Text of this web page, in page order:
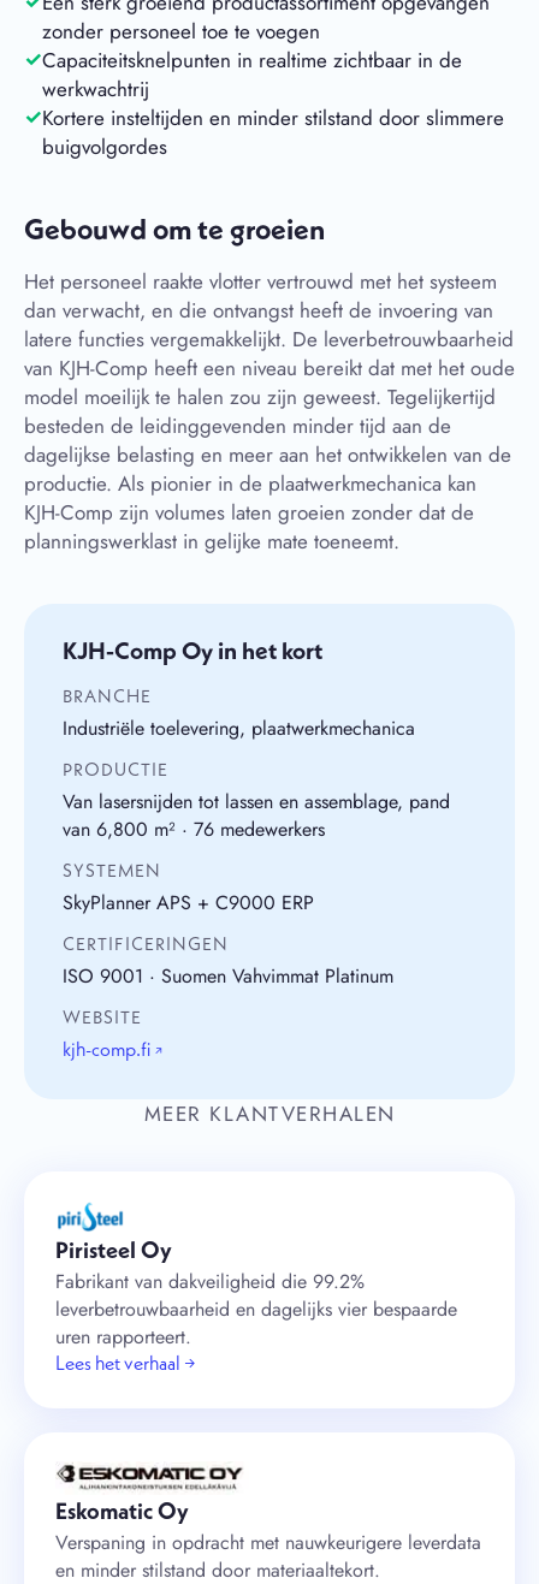
zonder personeel toe te voegen
Capaciteitsknelpunten in realtime zichtbaar in de
werkwachtrij
Kortere insteltijden en minder stilstand door slimmere
buigvolgordes
Gebouwd om te groeien
Het personeel raakte vlotter vertrouwd met het systeem
dan verwacht, en die ontvangst heeft de invoering van
latere functies vergemakkelijkt. De leverbetrouwbaarheid
van KJH-Comp heeft een niveau bereikt dat met het oude
model moeilijk te halen zou zijn geweest. Tegelijkertijd
besteden de leidinggevenden minder tijd aan de
dagelijkse belasting en meer aan het ontwikkelen van de
productie. Als pionier in de plaatwerkmechanica kan
KJH-Comp zijn volumes laten groeien zonder dat de
planningswerklast in gelijke mate toeneemt.
KJH-Comp Oy in het kort
BRANCHE
Industriële toelevering, plaatwerkmechanica
PRODUCTIE
Van lasersnijden tot lassen en assemblage, pand
van 6,800 m² · 76 medewerkers
SYSTEMEN
SkyPlanner APS + C9000 ERP
CERTIFICERINGEN
ISO 9001 · Suomen Vahvimmat Platinum
WEBSITE
kjh-comp.fi ↗
MEER KLANTVERHALEN
Piristeel Oy
Fabrikant van dakveiligheid die 99.2%
leverbetrouwbaarheid en dagelijks vier bespaarde
uren rapporteert.
Lees het verhaal →
Eskomatic Oy
Verspaning in opdracht met nauwkeurigere leverdata
en minder stilstand door materiaaltekort.